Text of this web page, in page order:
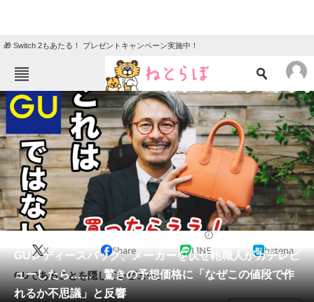
🎁 Switch 2もあたる！ プレゼントキャンペーン実施中！
ねとらぼメニュー
TOP ニュース
エンタメ クイズ
グルメ 地域
住まい 教育・育児
動物 リサーチ
会員記事
メディア
GUレディースバッグ、メーカーを伏せ鞄職人がガチレビ
ューしたら…… 驚きの予想価格に「なぜこの値段で作
れるか不思議」と反響
X Share LINE hatena
GUであることを隠してレビュー。